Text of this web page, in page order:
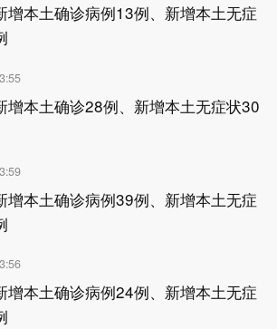
增本土确诊病例13例、新增本土无症
增本土确诊28例、新增本土无症状30
增本土确诊病例39例、新增本土无症
增本土确诊病例24例、新增本土无症